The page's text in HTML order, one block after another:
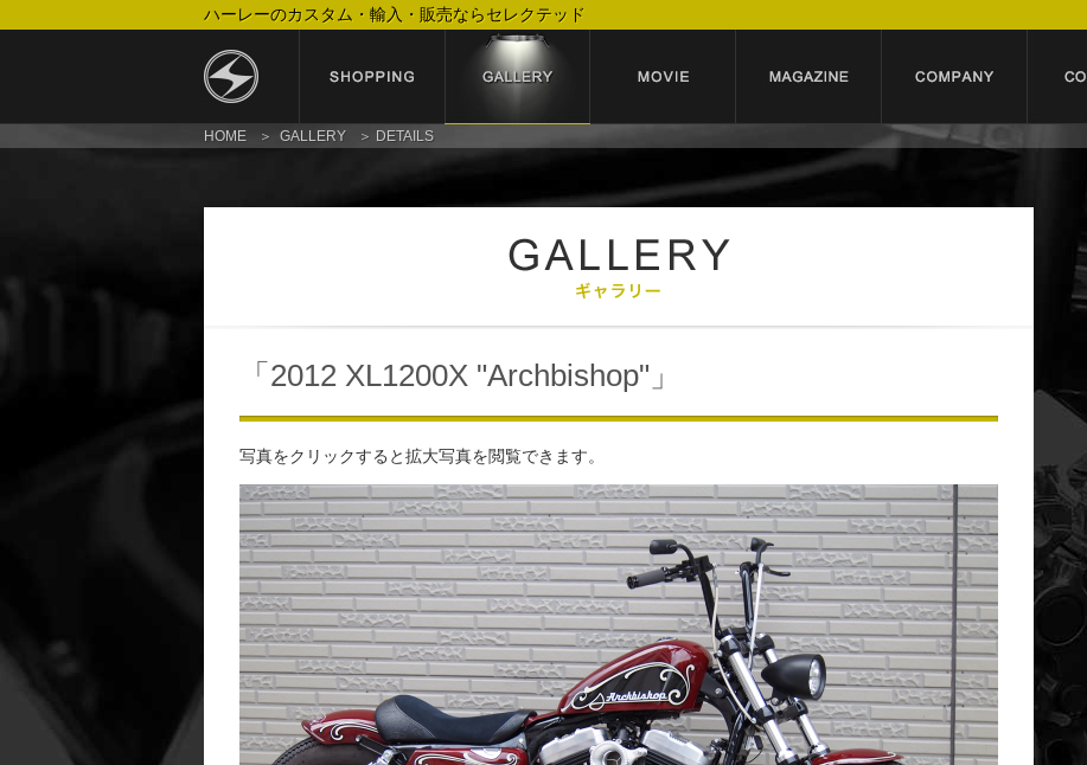
ハーレーのカスタム・輸入・販売ならセレクテッド
HOME GALLERY DETAILS
「2012 XL1200X "Archbishop"」
写真をクリックすると拡大写真を閲覧できます。